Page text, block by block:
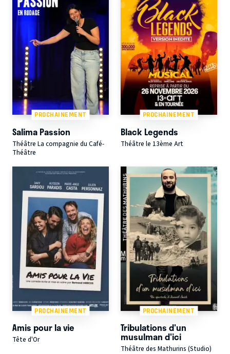
PROCHAINEMENT
Salima Passion
Théâtre La compagnie du Café-
Théâtre
PROCHAINEMENT
Black Legends
Théâtre le 13ème Art
PROCHAINEMENT
Amis pour la vie
Tête d'Or
PROCHAINEMENT
Tribulations d'un
musulman d'ici
Théâtre des Mathurins (Studio)